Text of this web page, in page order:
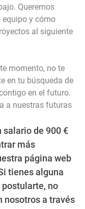
Queremos
equipo y cómo
al siguiente
momento, no te
en tu búsqueda de
en el futuro.
a nuestras futuras
salario de 900 €
más
página web
tienes alguna
no
nosotros a través